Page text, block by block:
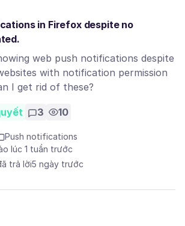
in Firefox despite no
web push notifications despite
with notification permission
I get rid of these?
3 10
Push notifications
lúc 1 tuần trước
trả lời5 ngày trước